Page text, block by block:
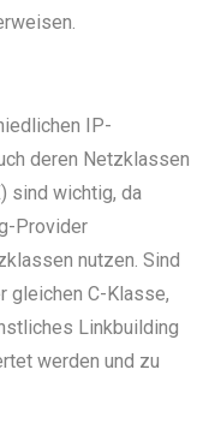
IP-
deren Netzklassen
sind wichtig, da
Provider
nutzen. Sind
gleichen C-Klasse,
Linkbuilding
werden und zu